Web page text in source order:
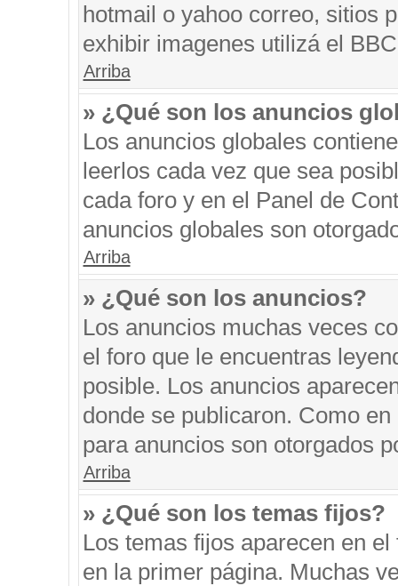
hotmail o yahoo correo, sitios
exhibir imagenes utilizá el
Arriba
» ¿Qué son los anuncios
Los anuncios globales
leerlos cada vez que sea
cada foro y en el Panel de
anuncios globales son
Arriba
» ¿Qué son los anuncios?
Los anuncios muchas veces
el foro que le encuentras
posible. Los anuncios
donde se publicaron. Como
para anuncios son otorgados
Arriba
» ¿Qué son los temas fijos?
Los temas fijos aparecen en
en la primer página. Muchas